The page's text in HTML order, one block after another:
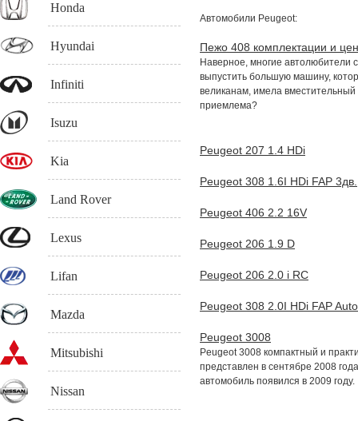
Автомобили Peugeot:
Пежо 408 комплектации и
Наверное, многие автолюбители
выпустить большую машину,
великанам, имела
приемлема?
Peugeot 207 1.4 HDi
Peugeot 308 1.6I HDi FAP 3дв.
Peugeot 406 2.2 16V
Peugeot 206 1.9 D
Peugeot 206 2.0 i RC
Peugeot 308 2.0I HDi FAP
Peugeot 3008
Peugeot 3008 компактный и
представлен в сентябре 2008
автомобиль появился в 2009 году.
Honda
Hyundai
Infiniti
Isuzu
Kia
Land Rover
Lexus
Lifan
Mazda
Mitsubishi
Nissan